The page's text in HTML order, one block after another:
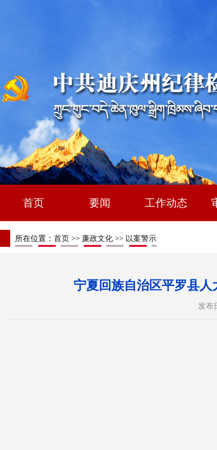
首页 要闻 工作动态
所在位置： 首页 >> 廉政文化 >> 以案警示
宁夏回族自治区平罗县
发布